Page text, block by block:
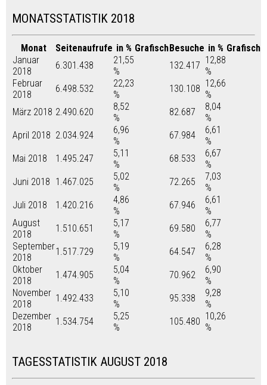
MONATSSTATISTIK 2018
Monat Seitenaufrufe in % GrafischBesuche in % Grafisch
Januar
2018
6.301.438
21,55
%
132.417 12,88
%
Februar
2018
6.498.532
22,23
%
130.108 12,66
%
März 2018 2.490.620
8,52
%
82.687
8,04
%
April 2018 2.034.924
6,96
%
67.984
6,61
%
Mai 2018
1.495.247
5,11
%
68.533
6,67
%
Juni 2018 1.467.025
5,02
%
72.265
7,03
%
Juli 2018
1.420.216
4,86
%
67.946
6,61
%
August
2018
1.510.651
5,17
%
69.580
6,77
%
September
2018
1.517.729
5,19
%
64.547
6,28
%
Oktober
2018
1.474.905
5,04
%
70.962
6,90
%
November
2018
1.492.433
5,10
%
95.338
9,28
%
Dezember
2018
1.534.754
5,25
%
105.480 10,26
%
TAGESSTATISTIK AUGUST 2018